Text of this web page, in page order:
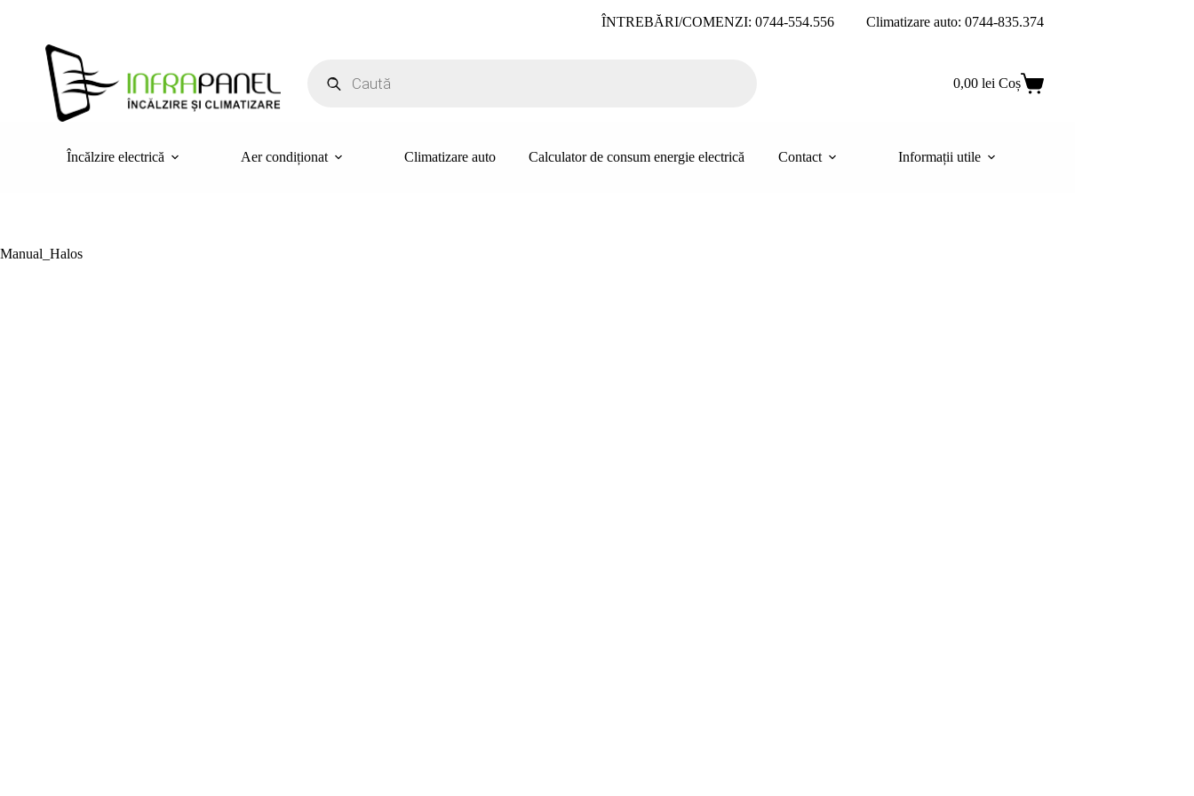
ÎNTREBĂRI/COMENZI: 0744-554.556 Climatizare auto: 0744-835.374
search
0,00 lei Coș
Încălzire electrică Aer condiționat Climatizare auto Calculator de consum energie electrică Contact Informații utile
Manual_Halos